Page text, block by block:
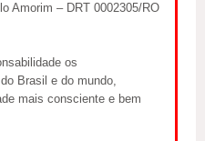
Amorim – DRT 0002305/RO
os
Brasil e do mundo,
mais consciente e bem